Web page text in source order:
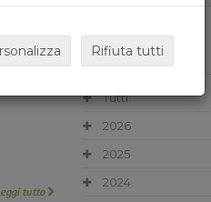
tutto
ARCHIVIO
Tutti
2026
2025
2024
Rifiuta tutti